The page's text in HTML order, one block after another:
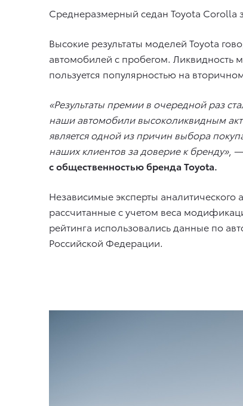
Среднеразмерный седан Toyota Corolla
Высокие результаты моделей Toyota
автомобилей с пробегом. Ликвидность
пользуется популярностью на
«Результаты премии в очередной раз
наши автомобили высоколиквидным
является одной из причин выбора
наших клиентов за доверие к бренду», —
с общественностью бренда Toyota.
Независимые эксперты аналитического
рассчитанные с учетом веса
рейтинга использовались данные по
Российской Федерации.